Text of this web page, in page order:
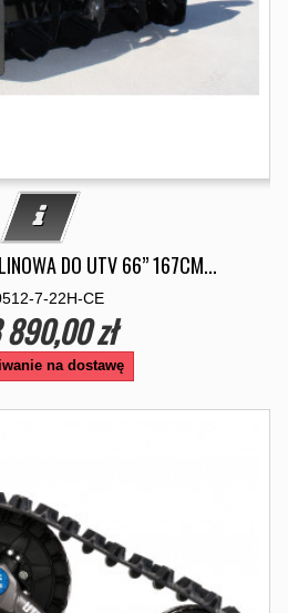
DO UTV 66” 167CM...
7-22H-CE
zł
na dostawę